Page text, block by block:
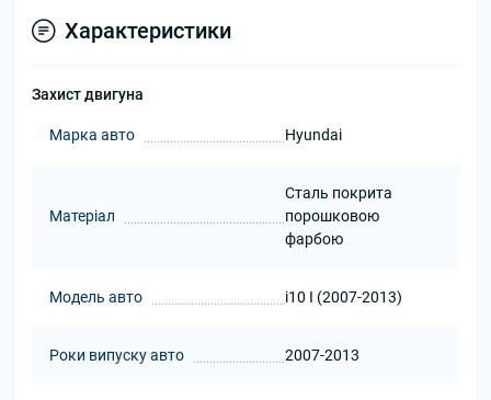
Характеристики
Захист двигуна
Марка авто Hyundai
Матеріал
Сталь покрита
порошковою
фарбою
Модель авто i10 I (2007-2013)
Роки випуску авто 2007-2013